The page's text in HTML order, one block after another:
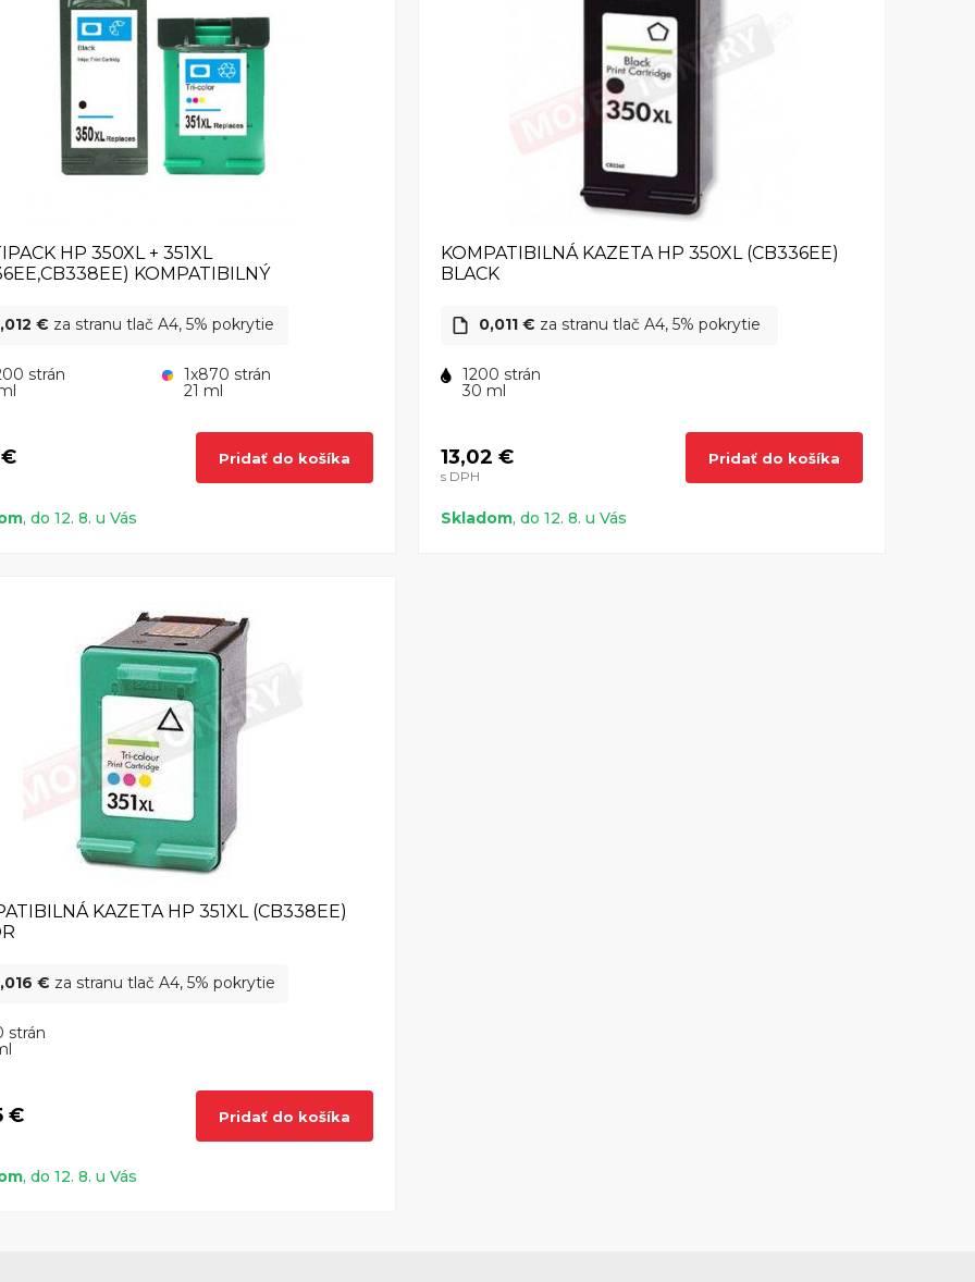
HP 350XL + 351XL
KOMPATIBILNÝ
€ za stranu tlač A4, 5% pokrytie
strán
1x870 strán
21 ml
€ Pridať do košíka
, do 12. 8. u Vás
KOMPATIBILNÁ KAZETA HP 350XL (CB336EE)
BLACK
0,011 € za stranu tlač A4, 5% pokrytie
1200 strán
30 ml
13,02 €
s DPH
Pridať do košíka
Skladom, do 12. 8. u Vás
KAZETA HP 351XL (CB338EE)
€ za stranu tlač A4, 5% pokrytie
strán
€ Pridať do košíka
, do 12. 8. u Vás